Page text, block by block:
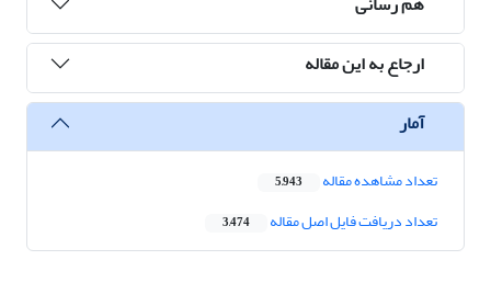
ارجاع به این مقاله
آمار
تعداد مشاهده مقاله 5,943
تعداد دریافت فایل اصل مقاله 3,474